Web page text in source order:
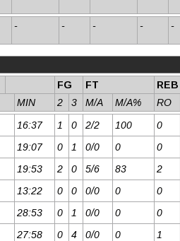
- - - - -
FG
FT REB
MIN
2 3 M/A M/A% RO
16:37 1 0 2/2 100 0
19:07 0 1 0/0 0 0
19:53 2 0 5/6 83 2
13:22 0 0 0/0 0 0
28:53 0 1 0/0 0 0
27:58 0 4 0/0 0 1